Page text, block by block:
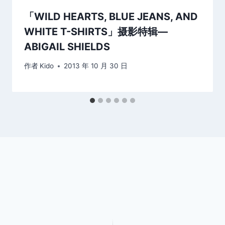
「WILD HEARTS, BLUE JEANS, AND
WHITE T-SHIRTS」摄影特辑—
ABIGAIL SHIELDS
作者 Kido 2013 年 10 月 30 日